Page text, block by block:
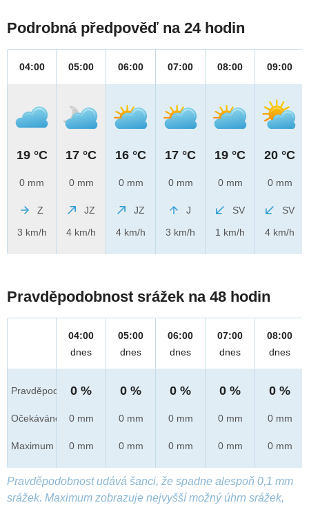
Podrobná předpověď na 24 hodin
04:00
19 °C
0 mm
Z
3 km/h
05:00
17 °C
0 mm
JZ
4 km/h
06:00
16 °C
0 mm
JZ
4 km/h
07:00
17 °C
0 mm
J
3 km/h
08:00
19 °C
0 mm
SV
1 km/h
09:00
20 °C
0 mm
SV
4 km/h
Pravděpodobnost srážek na 48 hodin
Pravděpod.
Očekáváno
Maximum
04:00
dnes
0 %
0 mm
0 mm
05:00
dnes
0 %
0 mm
0 mm
06:00
dnes
0 %
0 mm
0 mm
07:00
dnes
0 %
0 mm
0 mm
08:00
dnes
0 %
0 mm
0 mm
Pravděpodobnost udává šanci, že spadne alespoň 0,1 mm
srážek. Maximum zobrazuje nejvyšší možný úhrn srážek,